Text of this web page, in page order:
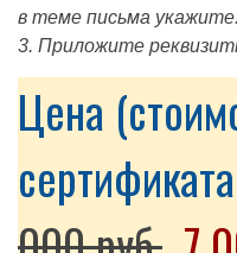
в теме письма
3. Приложите
Цена